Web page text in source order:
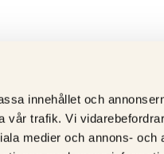
innehållet och
vår trafik. Vi
medier och annons-